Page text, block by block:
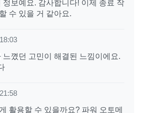
정보예요. 감사합니다! 이제 종료 작
수 있을 거 같아요.
느꼈던 고민이 해결된 느낌이에요.
활용할 수 있을까요? 파워 오토메